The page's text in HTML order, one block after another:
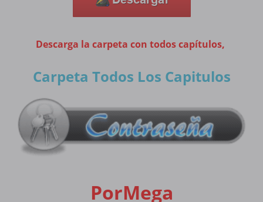
Descarga la carpeta con todos capítulos,
Carpeta Todos Los Capitulos
PorMega